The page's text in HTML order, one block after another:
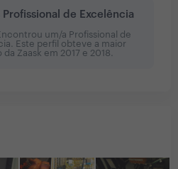
Profissional de Excelência
um/a Profissional de
Este perfil obteve a maior
da Zaask em 2017 e 2018